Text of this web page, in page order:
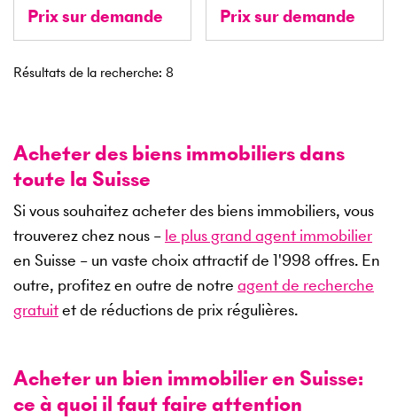
Prix sur demande Prix sur demande
Résultats de la recherche: 8
Acheter des biens immobiliers dans
toute la Suisse
Si vous souhaitez acheter des biens immobiliers, vous
trouverez chez nous – le plus grand agent immobilier
en Suisse – un vaste choix attractif de 1'998 offres. En
outre, profitez en outre de notre agent de recherche
gratuitet de réductions de prix régulières.
Acheter un bien immobilier en Suisse:
ce à quoi il faut faire attention